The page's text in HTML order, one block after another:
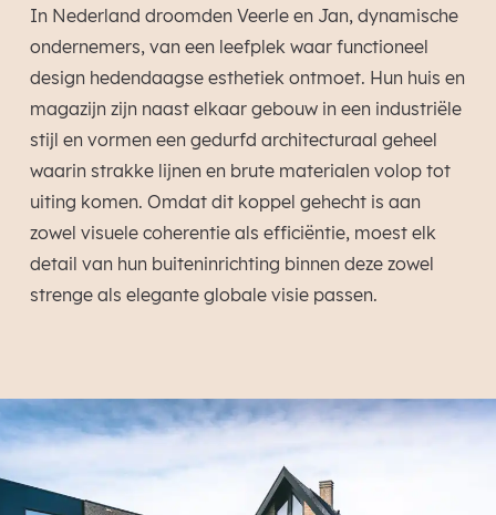
In Nederland droomden Veerle en Jan, dynamische
ondernemers, van een leefplek waar functioneel
design hedendaagse esthetiek ontmoet. Hun huis en
magazijn zijn naast elkaar gebouw in een industriële
stijl en vormen een gedurfd architecturaal geheel
waarin strakke lijnen en brute materialen volop tot
uiting komen. Omdat dit koppel gehecht is aan
zowel visuele coherentie als efficiëntie, moest elk
detail van hun buiteninrichting binnen deze zowel
strenge als elegante globale visie passen.